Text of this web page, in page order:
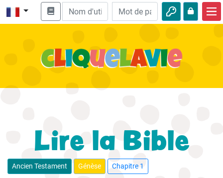
Enseignement biblique
Aventures
Loisirs
Lire la Bible
Ancien Testament Génèse Chapitre 1